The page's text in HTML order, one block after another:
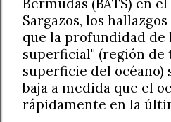
Bermudas (BATS) en
Sargazos, los
que la profundidad de
superficial" (región de
superficie del océano)
baja a medida que el
rápidamente en la